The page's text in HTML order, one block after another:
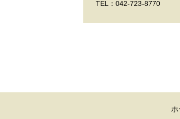
TEL：042-723-8770
ホ